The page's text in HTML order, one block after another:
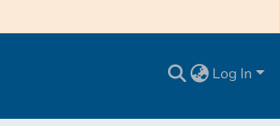
Log In